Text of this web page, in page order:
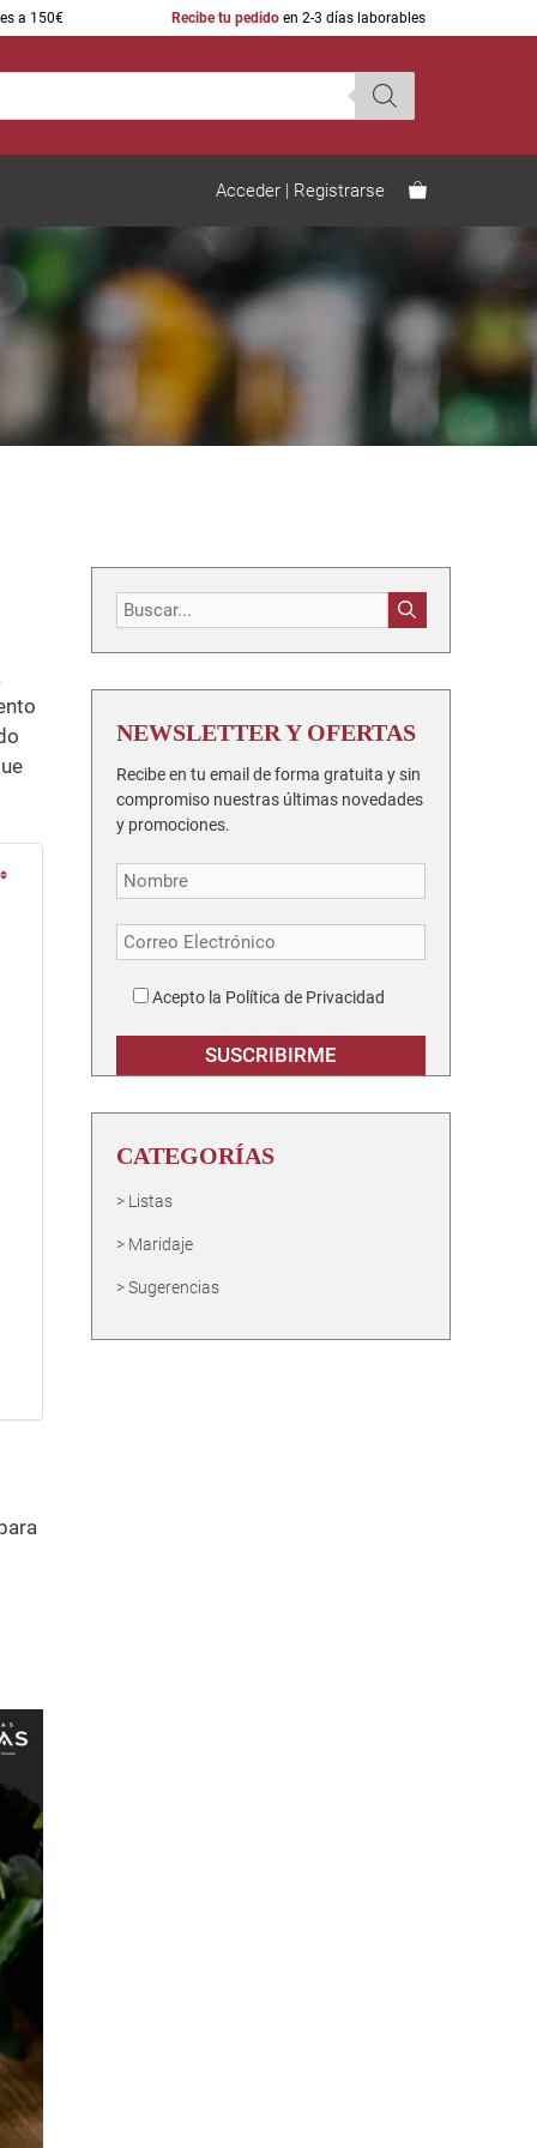
a 150€ Recibe tu pedido en 2-3 días laborables
Aragonés
Comprar vino online sin gastos
de envío
Vinos Ecológicos españoles
Los mejores vinos de la Guia
Peñín
Acceder | Registrarse
Buscar:
NEWSLETTER Y OFERTAS
Recibe en tu email de forma gratuita y sin
compromiso nuestras últimas novedades
y promociones.
Acepto la Política de Privacidad
CATEGORÍAS
Listas
Maridaje
Sugerencias